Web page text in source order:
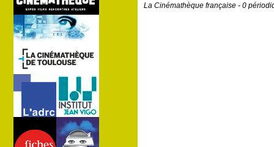
La Cinémathèque française - 0